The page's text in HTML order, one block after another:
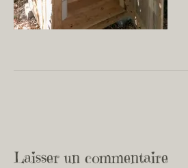
Laisser un commentaire